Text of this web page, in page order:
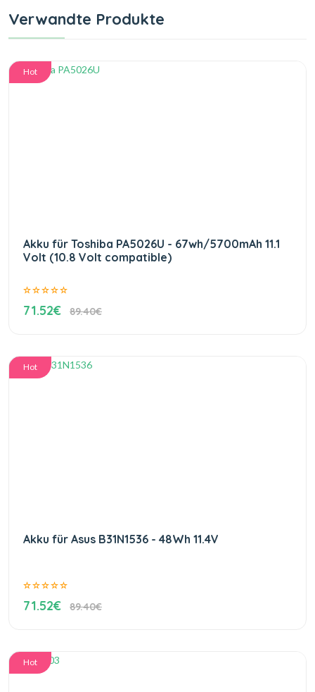
Verwandte Produkte
Hot
Akku für Toshiba PA5026U - 67wh/5700mAh 11.1
Volt (10.8 Volt compatible)
71.52€ 89.40€
Hot
Akku für Asus B31N1536 - 48Wh 11.4V
71.52€ 89.40€
Hot